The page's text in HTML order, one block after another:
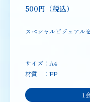
500円（税込）
スペシャルビジュアル
サイズ：A4
材質 ：PP
1